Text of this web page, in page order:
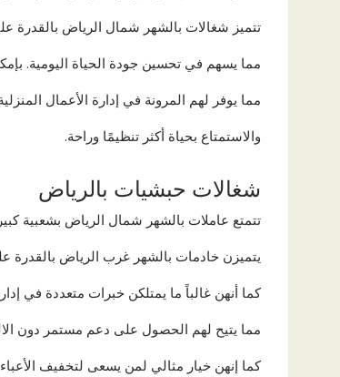
تتميز شغالات بالشهر شمال الرياض بالقدرة
مما يسهم في تحسين جودة الحياة اليومية.
مما يوفر لهم المرونة في إدارة الأعمال
والاستمتاع بحياة أكثر تنظيمًا وراحة.
شغالات حبشيات بالرياض
تتمتع عاملات بالشهر شمال الرياض بشعبية
يتميزن خادمات بالشهر غرب الرياض بالقدرة
كما أنهن غالباً ما يمتلكن خبرات متعددة في
مما يتيح لهم الحصول على دعم مستمر دون
كما إنهن خيار مثالي لمن يسعى لتخفيف الأعباء